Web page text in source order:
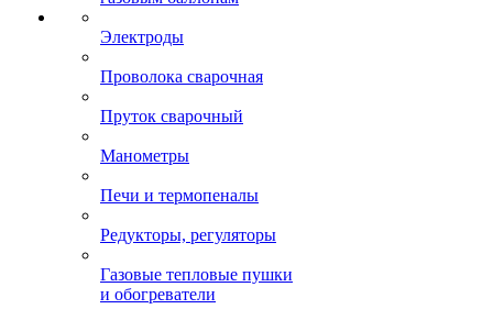
Электроды
Проволока сварочная
Пруток сварочный
Манометры
Печи и термопеналы
Редукторы, регуляторы
Газовые тепловые пушки
и обогреватели